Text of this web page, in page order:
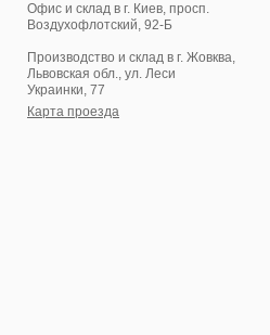
Офис и склад в г. Киев, просп.
Воздухофлотский, 92-Б
Производство и склад в г. Жовква,
Львовская обл., ул. Леси
Украинки, 77
Карта проезда